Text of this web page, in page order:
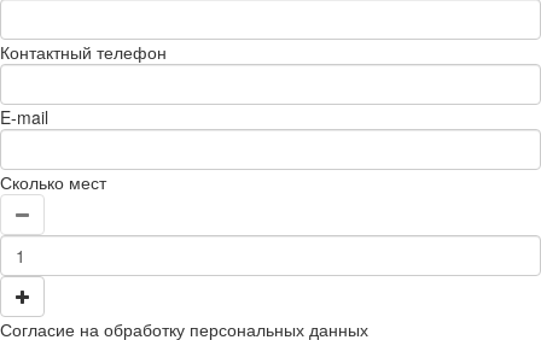
Контактный телефон
E-mail
Сколько мест
Согласие на обработку персональных данных